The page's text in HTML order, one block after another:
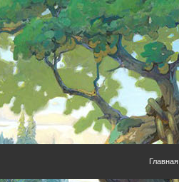
Главная